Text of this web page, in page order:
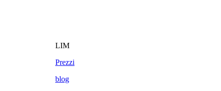
LIM
Prezzi
blog